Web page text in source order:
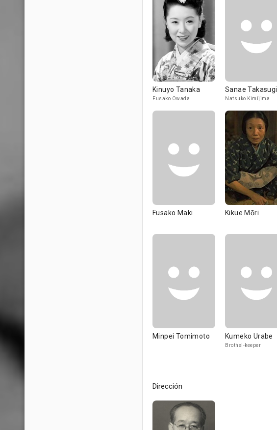
Kinuyo Tanaka
Fusako Owada
Sanae Takasugi
Natsuko Kimijima
Fusako Maki Kikue Mōri
Minpei Tomimoto Kumeko Urabe
Brothel-keeper
Dirección